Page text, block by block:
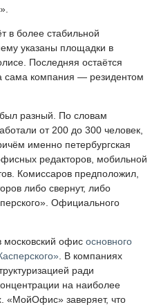
».
в более стабильной
указаны площадки в
Последняя остаётся
компания — резидентом
разный. По словам
от 200 до 300 человек,
именно петербургская
редакторов, мобильной
Комиссаров предположил,
либо свернут, либо
Официального
офис основного
. В компаниях
ради
на наиболее
«МойОфис» заверяет, что